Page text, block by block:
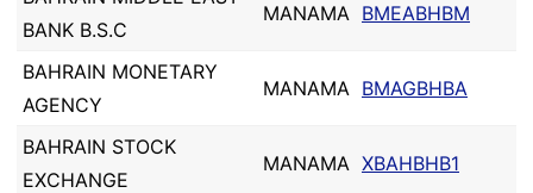
BANK B.S.C
MANAMA BMEABHBM
BAHRAIN MONETARY
AGENCY
MANAMA BMAGBHBA
BAHRAIN STOCK
EXCHANGE
MANAMA XBAHBHB1